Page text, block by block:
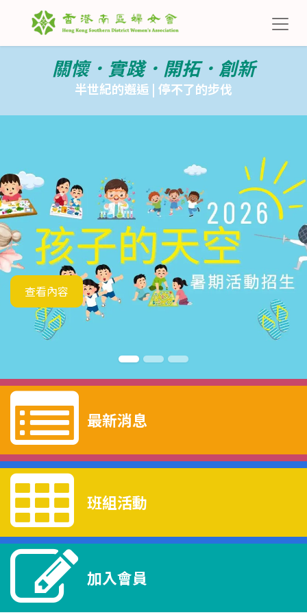
關懷．實踐．開拓．創新
半世紀的邂逅 | 停不了的步伐
查看內容
最新消息
班組活動
加入會員